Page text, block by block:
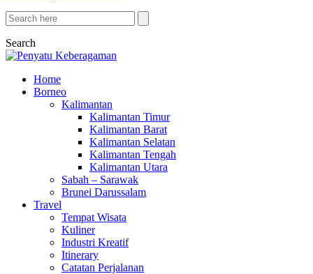
Search
Home
Borneo
Kalimantan
Kalimantan Timur
Kalimantan Barat
Kalimantan Selatan
Kalimantan Tengah
Kalimantan Utara
Sabah – Sarawak
Brunei Darussalam
Travel
Tempat Wisata
Kuliner
Industri Kreatif
Itinerary
Catatan Perjalanan